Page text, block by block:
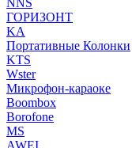
NNS
ГОРИЗОНТ
KA
Портативные Колонки
KTS
Wster
Микрофон-караоке
Boombox
Borofone
MS
AWEI